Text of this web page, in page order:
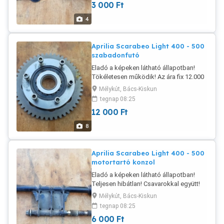
4
Utánvétellel postán maradóként - 2760
Ft Előre utalással postán maradóként -
2210 Ft Előre utalással MPL
csomagautomatába - 1435 Ft
3 000 Ft
8
Aprilia Scarabeo Light 400 - 500
szabadonfutó
Eladó a képeken látható állapotban!
Tökéletesen működik! Az ára fix 12.000
Ft! Postázás megoldható akár
utánvétellel is! A postaköltség a vevőt
terheli! Postai díjak: Utánvétellel házhoz
- 3020 Ft Utánvétellel postán
utalással házhoz - 2470 Ft Előre
utalással postán maradóként - 2210 Ft
Előre utalással MPL
csomagautomatába - 1435 Ft Packeta is
megoldható!
Mélykút, Bács-Kiskun
tegnap 08:25
12 000 Ft
Aprilia Scarabeo Light 400 - 500
motortartó konzol
Eladó a képeken látható állapotban!
Teljesen hibátlan! Csavarokkal együtt!
Évjárat 2006-2008! Az ára fix 6000 Ft!
Postázás megoldható akár utánvétellel
is! A postaköltség a vevőt terheli! Postai
díjak: Utánvétellel házhoz - 3570 Ft
Mélykút, Bács-Kiskun
tegnap 08:25
6 000 Ft